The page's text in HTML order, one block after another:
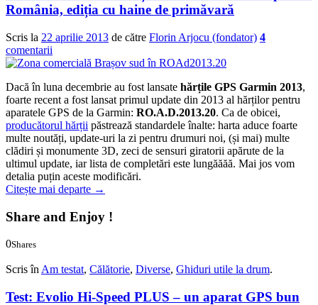
România, ediția cu haine de primăvară
Scris la 22 aprilie 2013 de către Florin Arjocu (fondator) 4
comentarii
Dacă în luna decembrie au fost lansate hărțile GPS Garmin 2013,
foarte recent a fost lansat primul update din 2013 al hărților pentru
aparatele GPS de la Garmin: RO.A.D.2013.20. Ca de obicei,
producătorul hărții păstrează standardele înalte: harta aduce foarte
multe noutăți, update-uri la zi pentru drumuri noi, (și mai) multe
clădiri și monumente 3D, zeci de sensuri giratorii apărute de la
ultimul update, iar lista de completări este lungăăăă. Mai jos vom
detalia puțin aceste modificări.
Citește mai departe →
Share and Enjoy !
0Shares
Scris înAm testat, Călătorie, Diverse, Ghiduri utile la drum.
Test: Evolio Hi-Speed PLUS – un aparat GPS bun